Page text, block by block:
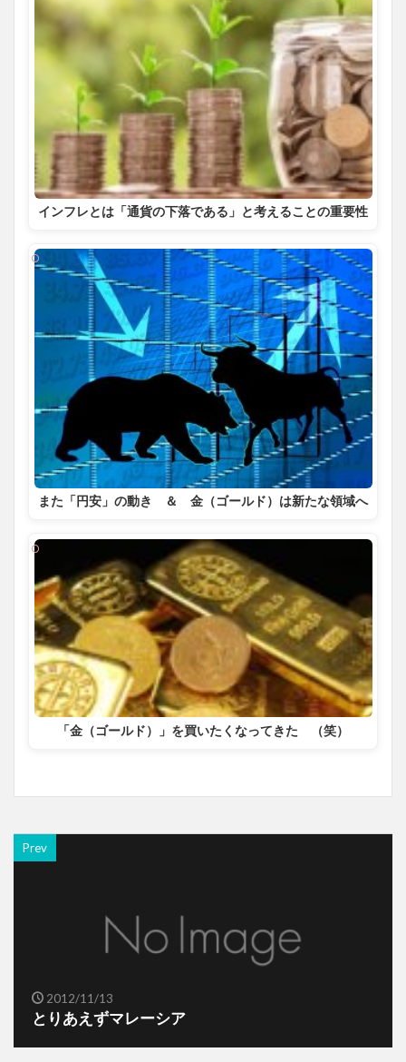
インフレとは「通貨の下落である」と考えることの重要性
また「円安」の動き ＆ 金（ゴールド）は新たな領域へ
「金（ゴールド）」を買いたくなってきた （笑）
Prev
2012/11/13
とりあえずマレーシア